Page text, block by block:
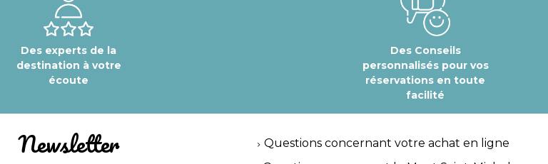
Des experts de la
destination à votre
écoute
Des Conseils
personnalisés pour vos
réservations en toute
facilité
Newsletter
Questions concernant votre achat en ligne